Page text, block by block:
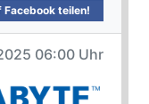
Facebook teilen!
06:00 Uhr